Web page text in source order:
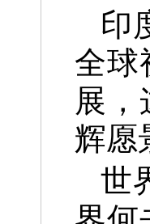
印
全球
展
辉愿
世